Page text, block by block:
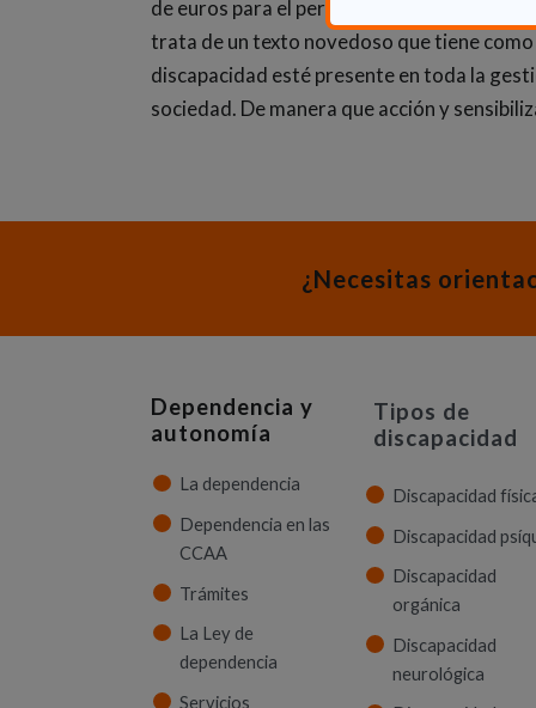
de euros para el periodo 2018-22, lo que
trata de un texto novedoso que tiene
discapacidad esté presente en toda la
sociedad. De manera que acción y
¿Necesitas
Dependencia y
autonomía
La dependencia
Dependencia en las
CCAA
Trámites
La Ley de
dependencia
Servicios
Tipos de
discapacidad
Discapacidad
Discapacidad
Discapacidad
orgánica
Discapacidad
neurológica